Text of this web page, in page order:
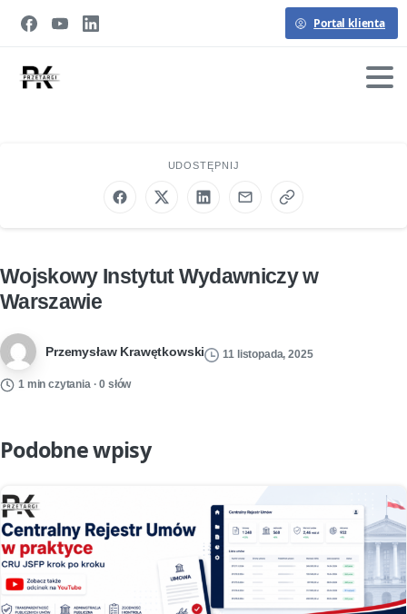
Portal klienta
UDOSTĘPNIJ
Wojskowy Instytut Wydawniczy w
Warszawie
Przemysław Krawętkowski 11 listopada, 2025
1 min czytania · 0 słów
Podobne wpisy